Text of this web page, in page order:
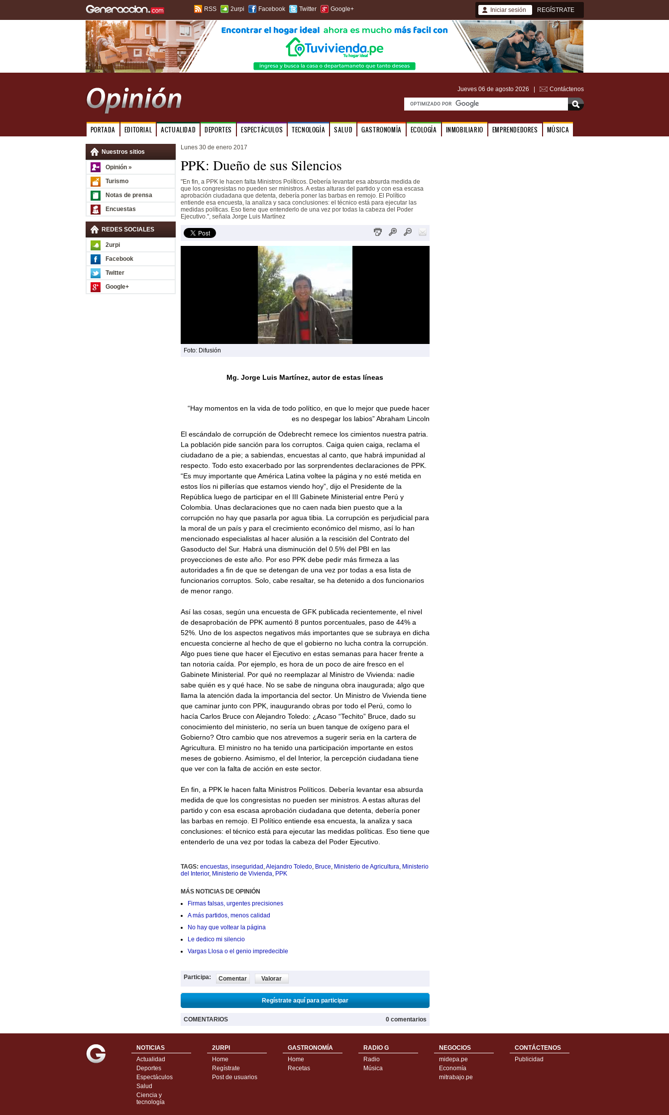
RSS 2urpi Facebook Twitter Google+ Iniciar sesión REGÍSTRATE
Jueves 06 de agosto 2026 | Contáctenos
PORTADA EDITORIAL ACTUALIDAD DEPORTES ESPECTÁCULOS TECNOLOGÍA SALUD GASTRONOMÍA ECOLOGÍA INMOBILIARIO EMPRENDEDORES MÚSICA
Nuestros sitios
Opinión »
Turismo
Notas de prensa
Encuestas
REDES SOCIALES
2urpi
Facebook
Twitter
Google+
Lunes 30 de enero 2017
PPK: Dueño de sus Silencios
"En fin, a PPK le hacen falta Ministros Políticos. Debería levantar esa absurda medida de
que los congresistas no pueden ser ministros. A estas alturas del partido y con esa escasa
aprobación ciudadana que detenta, debería poner las barbas en remojo. El Político
entiende esa encuesta, la analiza y saca conclusiones: el técnico está para ejecutar las
medidas políticas. Eso tiene que entenderlo de una vez por todas la cabeza del Poder
Ejecutivo.", señala Jorge Luis Martínez
Foto: Difusión
Mg. Jorge Luis Martínez, autor de estas líneas
“Hay momentos en la vida de todo político, en que lo mejor que puede hacer
es no despegar los labios” Abraham Lincoln
El escándalo de corrupción de Odebrecht remece los cimientos nuestra patria.
La población pide sanción para los corruptos. Caiga quien caiga, reclama el
ciudadano de a pie; a sabiendas, encuestas al canto, que habrá impunidad al
respecto. Todo esto exacerbado por las sorprendentes declaraciones de PPK.
“Es muy importante que América Latina voltee la página y no esté metida en
estos líos ni pillerías que estamos viendo hoy”, dijo el Presidente de la
República luego de participar en el III Gabinete Ministerial entre Perú y
Colombia. Unas declaraciones que no caen nada bien puesto que a la
corrupción no hay que pasarla por agua tibia. La corrupción es perjudicial para
la moral de un país y para el crecimiento económico del mismo, así lo han
mencionado especialistas al hacer alusión a la rescisión del Contrato del
Gasoducto del Sur. Habrá una disminución del 0.5% del PBI en las
proyecciones de este año. Por eso PPK debe pedir más firmeza a las
autoridades a fin de que se detengan de una vez por todas a esa lista de
funcionarios corruptos. Solo, cabe resaltar, se ha detenido a dos funcionarios
de menor rango.
Así las cosas, según una encuesta de GFK publicada recientemente, el nivel
de desaprobación de PPK aumentó 8 puntos porcentuales, paso de 44% a
52%. Uno de los aspectos negativos más importantes que se subraya en dicha
encuesta concierne al hecho de que el gobierno no lucha contra la corrupción.
Algo pues tiene que hacer el Ejecutivo en estas semanas para hacer frente a
tan notoria caída. Por ejemplo, es hora de un poco de aire fresco en el
Gabinete Ministerial. Por qué no reemplazar al Ministro de Vivienda: nadie
sabe quién es y qué hace. No se sabe de ninguna obra inaugurada; algo que
llama la atención dada la importancia del sector. Un Ministro de Vivienda tiene
que caminar junto con PPK, inaugurando obras por todo el Perú, como lo
hacía Carlos Bruce con Alejandro Toledo: ¿Acaso “Techito” Bruce, dado su
conocimiento del ministerio, no sería un buen tanque de oxígeno para el
Gobierno? Otro cambio que nos atrevemos a sugerir seria en la cartera de
Agricultura. El ministro no ha tenido una participación importante en estos
meses de gobierno. Asimismo, el del Interior, la percepción ciudadana tiene
que ver con la falta de acción en este sector.
En fin, a PPK le hacen falta Ministros Políticos. Debería levantar esa absurda
medida de que los congresistas no pueden ser ministros. A estas alturas del
partido y con esa escasa aprobación ciudadana que detenta, debería poner
las barbas en remojo. El Político entiende esa encuesta, la analiza y saca
conclusiones: el técnico está para ejecutar las medidas políticas. Eso tiene que
entenderlo de una vez por todas la cabeza del Poder Ejecutivo.
TAGS: encuestas, inseguridad ,Alejandro Toledo, Bruce, Ministerio de Agricultura, Ministerio
del Interior, Ministerio de Vivienda, PPK
MÁS NOTICIAS DE OPINIÓN
Firmas falsas, urgentes precisiones
A más partidos, menos calidad
No hay que voltear la página
Le dedico mi silencio
Vargas Llosa o el genio impredecible
Participa: Comentar Valorar
Regístrate aquí para participar
COMENTARIOS 0 comentarios
NOTICIAS
Actualidad
Deportes
Espectáculos
Salud
Ciencia y
tecnología
2URPI
Home
Regístrate
Post de usuarios
GASTRONOMÍA
Home
Recetas
RADIO G
Radio
Música
NEGOCIOS
midepa.pe
Economía
mitrabajo.pe
CONTÁCTENOS
Publicidad